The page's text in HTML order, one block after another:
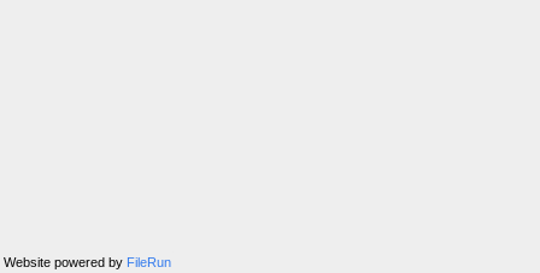
Website powered by FileRun